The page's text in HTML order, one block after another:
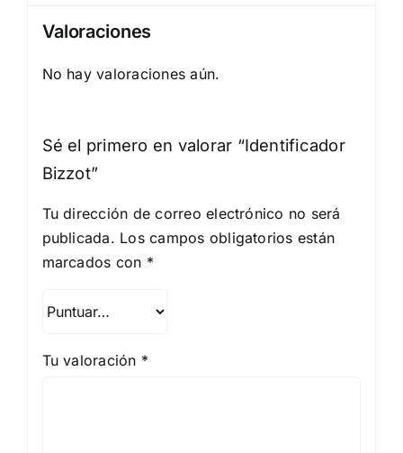
Valoraciones
No hay valoraciones aún.
Sé el primero en valorar “Identificador
Bizzot”
Tu dirección de correo electrónico no será
publicada. Los campos obligatorios están
marcados con *
Tu valoración *